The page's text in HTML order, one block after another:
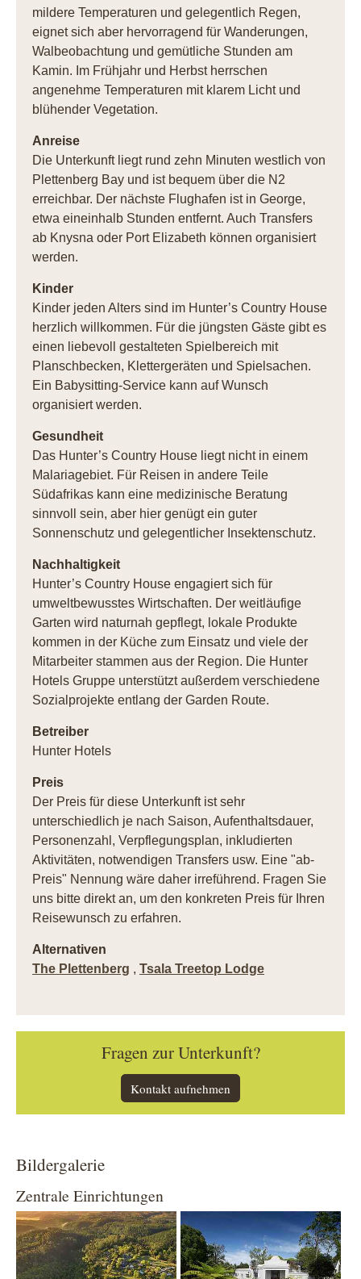
mildere Temperaturen und gelegentlich Regen,
eignet sich aber hervorragend für Wanderungen,
Walbeobachtung und gemütliche Stunden am
Kamin. Im Frühjahr und Herbst herrschen
angenehme Temperaturen mit klarem Licht und
blühender Vegetation.
Anreise
Die Unterkunft liegt rund zehn Minuten westlich von
Plettenberg Bay und ist bequem über die N2
erreichbar. Der nächste Flughafen ist in George,
etwa eineinhalb Stunden entfernt. Auch Transfers
ab Knysna oder Port Elizabeth können organisiert
werden.
Kinder
Kinder jeden Alters sind im Hunter’s Country House
herzlich willkommen. Für die jüngsten Gäste gibt es
einen liebevoll gestalteten Spielbereich mit
Planschbecken, Klettergeräten und Spielsachen.
Ein Babysitting-Service kann auf Wunsch
organisiert werden.
Gesundheit
Das Hunter’s Country House liegt nicht in einem
Malariagebiet. Für Reisen in andere Teile
Südafrikas kann eine medizinische Beratung
sinnvoll sein, aber hier genügt ein guter
Sonnenschutz und gelegentlicher Insektenschutz.
Nachhaltigkeit
Hunter’s Country House engagiert sich für
umweltbewusstes Wirtschaften. Der weitläufige
Garten wird naturnah gepflegt, lokale Produkte
kommen in der Küche zum Einsatz und viele der
Mitarbeiter stammen aus der Region. Die Hunter
Hotels Gruppe unterstützt außerdem verschiedene
Sozialprojekte entlang der Garden Route.
Betreiber
Hunter Hotels
Preis
Der Preis für diese Unterkunft ist sehr
unterschiedlich je nach Saison, Aufenthaltsdauer,
Personenzahl, Verpflegungsplan, inkludierten
Aktivitäten, notwendigen Transfers usw. Eine "ab-
Preis" Nennung wäre daher irreführend. Fragen Sie
uns bitte direkt an, um den konkreten Preis für Ihren
Reisewunsch zu erfahren.
Alternativen
The Plettenberg , Tsala Treetop Lodge
Fragen zur Unterkunft?
Kontakt aufnehmen
Bildergalerie
Zentrale Einrichtungen
Show larger version Show larger version